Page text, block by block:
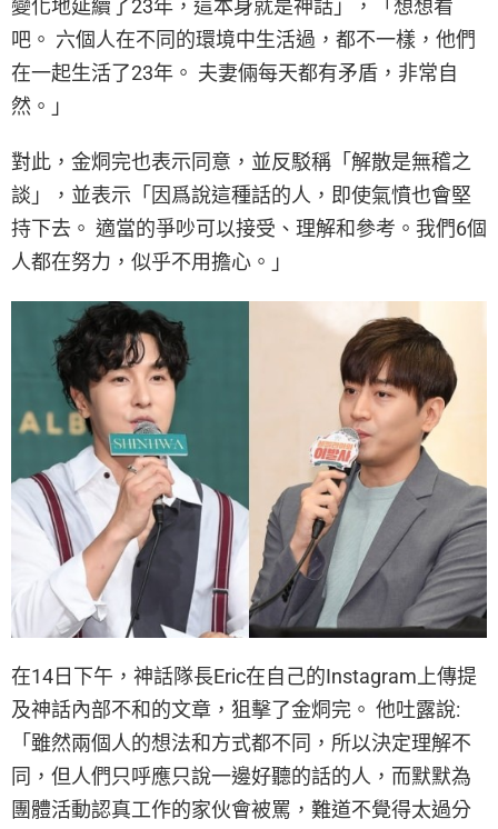
變化地延續了23年，這本身就是神話」，「想想看
吧。 六個人在不同的環境中生活過，都不一樣，他們
在一起生活了23年。 夫妻倆每天都有矛盾，非常自
然。」
對此，金烔完也表示同意，並反駁稱「解散是無稽之
談」，並表示「因爲說這種話的人，即使氣憤也會堅
持下去。 適當的爭吵可以接受、理解和參考。我們6個
人都在努力，似乎不用擔心。」
在14日下午，神話隊長Eric在自己的Instagram上傳提
及神話內部不和的文章，狙擊了金烔完。 他吐露說:
「雖然兩個人的想法和方式都不同，所以決定理解不
同，但人們只呼應只說一邊好聽的話的人，而默默為
團體活動認真工作的家伙會被罵，難道不覺得太過分